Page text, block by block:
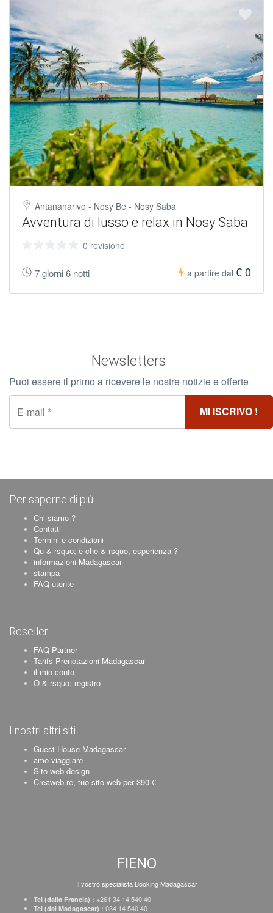
Antananarivo - Nosy Be - Nosy Saba
Avventura di lusso e relax in Nosy Saba
0 revisione
7 giorni 6 notti a partire dal € 0
Newsletters
Puoi essere il primo a ricevere le nostre notizie e offerte
Per saperne di più
Chi siamo ?
Contatti
Termini e condizioni
Qu & rsquo; è che & rsquo; esperienza ?
informazioni Madagascar
stampa
FAQ utente
Reseller
FAQ Partner
Tarifs Prenotazioni Madagascar
il mio conto
O & rsquo; registro
I nostri altri siti
Guest House Madagascar
amo viaggiare
Sito web design
Creaweb.re, tuo sito web per 390 €
FIENO
Il vostro specialista Booking Madagascar
Tel (dalla Francia) : +261 34 14 540 40
Tel (dal Madagascar) : 034 14 540 40